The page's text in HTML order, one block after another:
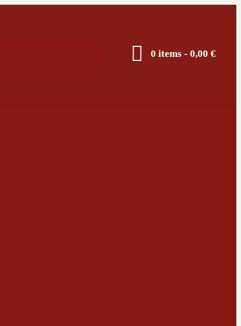
0 items- 0,00 €